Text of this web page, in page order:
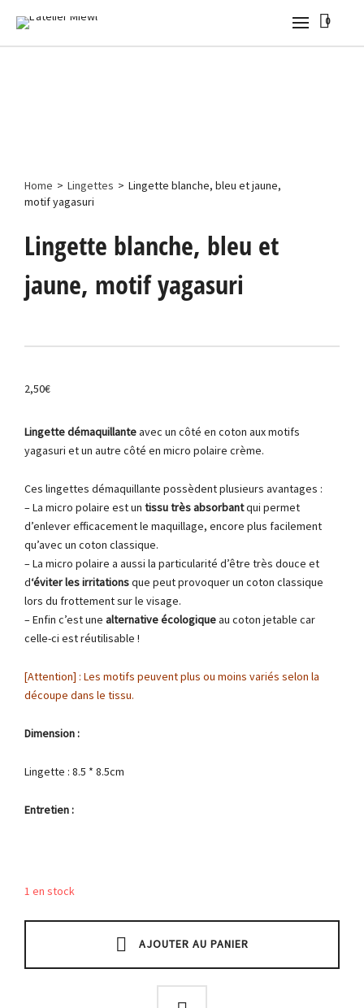
0
Home > Lingettes > Lingette blanche, bleu et jaune,
motif yagasuri
Lingette blanche, bleu et
jaune, motif yagasuri
2,50€
Lingette démaquillanteavec un côté en coton aux motifs
yagasuri et un autre côté en micro polaire crème.
Ces lingettes démaquillante possèdent plusieurs avantages :
– La micro polaire est un tissu très absorbantqui permet
d’enlever efficacement le maquillage, encore plus facilement
qu’avec un coton classique.
– La micro polaire a aussi la particularité d’être très douce et
d‘éviter les irritationsque peut provoquer un coton classique
lors du frottement sur le visage.
– Enfin c’est une alternative écologiqueau coton jetable car
celle-ci est réutilisable !
[Attention] : Les motifs peuvent plus ou moins variés selon la
découpe dans le tissu.
Dimension :
Lingette : 8.5 * 8.5cm
Entretien :
1 en stock
AJOUTER AU PANIER